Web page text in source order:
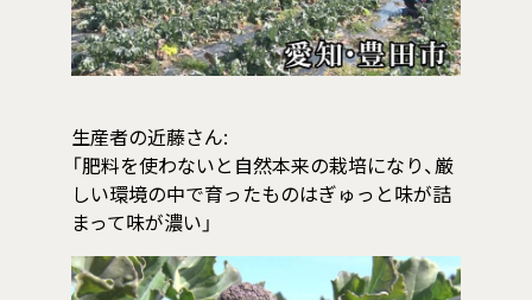
生産者の近藤さん:
「肥料を使わないと自然本来の栽培になり、厳
しい環境の中で育ったものはぎゅっと味が詰
まって味が濃い」